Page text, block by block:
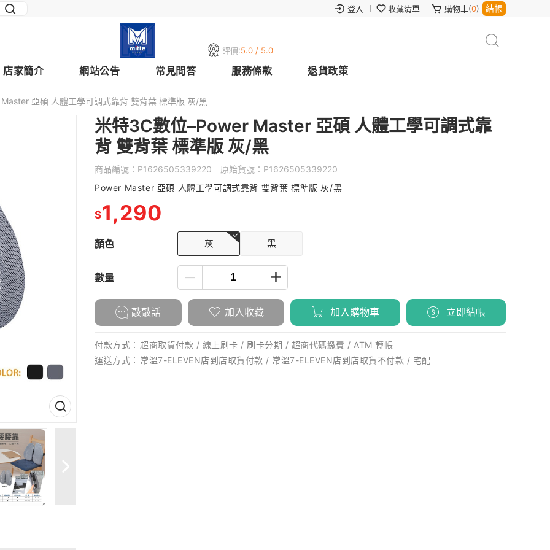
登入 收藏清單 購物車(0) 結帳
評價:5.0 / 5.0
店家簡介 網站公告 常見問答 服務條款 退貨政策
亞碩 人體工學可調式靠背 雙背葉 標準版 灰/黑
米特3C數位–Power Master 亞碩 人體工學可調式靠
背 雙背葉 標準版 灰/黑
商品編號： P1626505339220 原始貨號： P1626505339220
Power Master 亞碩 人體工學可調式靠背 雙背葉 標準版 灰/黑
$1,290
顏色 灰 黑
數量
敲敲話 加入收藏 加入購物車 立即結帳
付款方式： 超商取貨付款 / 線上刷卡 / 刷卡分期 / 超商代碼繳費 / ATM 轉帳
運送方式： 常溫7-ELEVEN店到店取貨付款 / 常溫7-ELEVEN店到店取貨不付款 / 宅配